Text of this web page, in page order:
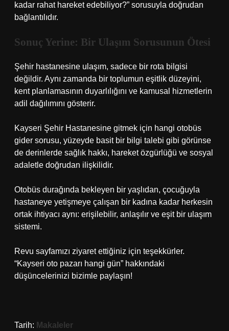
kadar rahat hareket edebiliyor?” sorusuyla doğrudan
bağlantılıdır.
Sonuç Yerine: Bir Ulaşım Sorusunun Ötesi
Şehir hastanesine ulaşım, sadece bir rota bilgisi
değildir. Aynı zamanda bir toplumun eşitlik düzeyini,
kent planlamasının duyarlılığını ve kamusal hizmetlerin
adil dağılımını gösterir.
Kayseri Şehir Hastanesine gitmek için hangi otobüs
gider sorusu, yüzeyde basit bir bilgi talebi gibi görünse
de derinlerde sağlık hakkı, hareket özgürlüğü ve sosyal
adaletle doğrudan ilişkilidir.
Otobüs durağında bekleyen bir yaşlıdan, çocuğuyla
hastaneye yetişmeye çalışan bir kadına kadar herkesin
ortak ihtiyacı aynı: erişilebilir, anlaşılır ve eşit bir ulaşım
sistemi.
Revu sayfamızı ziyaret ettiğiniz için teşekkürler.
“Kayseri oto pazarı hangi gün” hakkındaki
düşüncelerinizi bizimle paylaşın!
Tarih: Makaleler